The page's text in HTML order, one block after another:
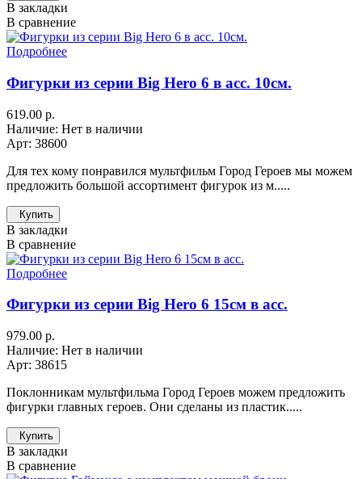
В закладки
В сравнение
Подробнее
Фигурки из серии Big Hero 6 в асс. 10см.
619.00 р.
Наличие: Нет в наличии
Арт: 38600
Для тех кому понравился мультфильм Город Героев мы можем
предложить большой ассортимент фигурок из м.....
Купить
В закладки
В сравнение
Подробнее
Фигурки из серии Big Hero 6 15см в асс.
979.00 р.
Наличие: Нет в наличии
Арт: 38615
Поклонникам мультфильма Город Героев можем предложить
фигурки главных героев. Они сделаны из пластик.....
Купить
В закладки
В сравнение